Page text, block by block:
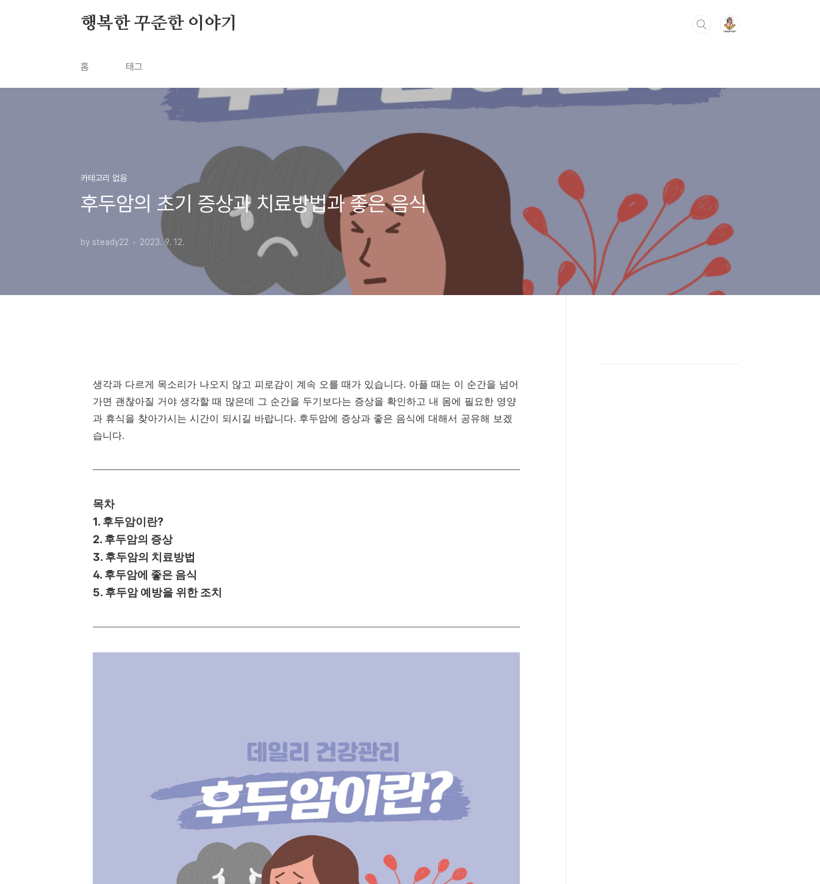
행복한 꾸준한 이야기
홈 태그
카테고리 없음
후두암의 초기 증상과 치료방법과 좋은 음식
by steady22 2023. 9. 12.
생각과 다르게 목소리가 나오지 않고 피로감이 계속 오를 때가 있습니다. 아플 때는 이 순간을 넘어
가면 괜찮아질 거야 생각할 때 많은데 그 순간을 두기보다는 증상을 확인하고 내 몸에 필요한 영양
과 휴식을 찾아가시는 시간이 되시길 바랍니다. 후두암에 증상과 좋은 음식에 대해서 공유해 보겠
습니다.
목차
1. 후두암이란?
2. 후두암의 증상
3. 후두암의 치료방법
4. 후두암에 좋은 음식
5. 후두암 예방을 위한 조치